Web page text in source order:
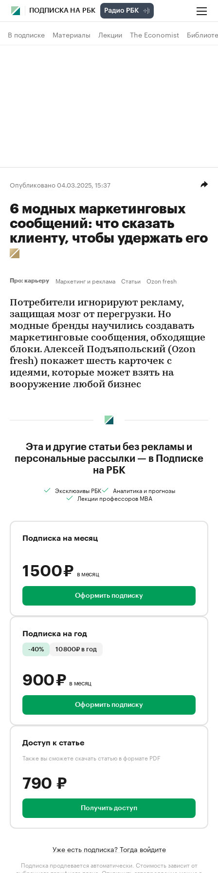
ПОДПИСКА НА РБК
В подписке Материалы Лекции The Economist
Опубликовано 04.03.2025, 15:37
6 модных маркетинговых
сообщений: что сказать
клиенту, чтобы удержать его
Про: карьеру Маркетинг и реклама Статьи Ozon fresh
Потребители игнорируют рекламу,
защищая мозг от перегрузки. Но
модные бренды научились создавать
маркетинговые сообщения, обходящие
блоки. Алексей Подъяпольский (Ozon
fresh) покажет шесть карточек с
идеями, которые может взять на
вооружение любой бизнес
Эта и другие статьи без рекламы и
персональные рассылки — в Подписке
на РБК
Эксклюзивы РБК
Аналитика и прогнозы
Лекции профессоров MBA
Подписка на месяц
1 500 ₽ в месяц
Оформить подписку
Подписка на год
-40% 10 800₽ в год
900 ₽ в месяц
Оформить подписку
Доступ к статье
Также вы сможете скачать статью в формате PDF
790 ₽
Получить доступ
Уже есть подписка? Тогда войдите
Подписка продлевается автоматически. Стоимость зависит от